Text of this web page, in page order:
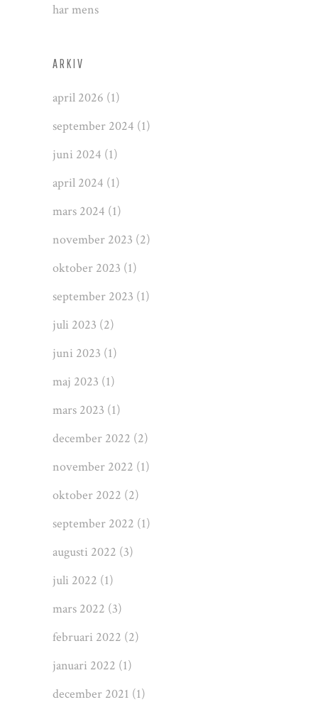
har mens
ARKIV
april 2026 (1)
september 2024 (1)
juni 2024 (1)
april 2024 (1)
mars 2024 (1)
november 2023 (2)
oktober 2023 (1)
september 2023 (1)
juli 2023 (2)
juni 2023 (1)
maj 2023 (1)
mars 2023 (1)
december 2022 (2)
november 2022 (1)
oktober 2022 (2)
september 2022 (1)
augusti 2022 (3)
juli 2022 (1)
mars 2022 (3)
februari 2022 (2)
januari 2022 (1)
december 2021 (1)